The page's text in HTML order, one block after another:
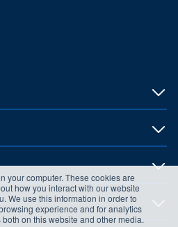
your computer. These cookies are
how you interact with our website
We use this information in order to
experience and for analytics
on this website and other media.